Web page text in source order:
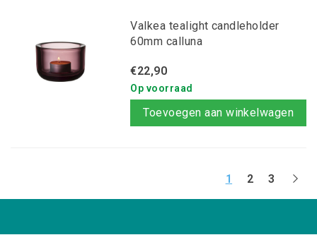
Valkea tealight candleholder
60mm calluna
€22,90
Op voorraad
Toevoegen aan winkelwagen
1 2 3